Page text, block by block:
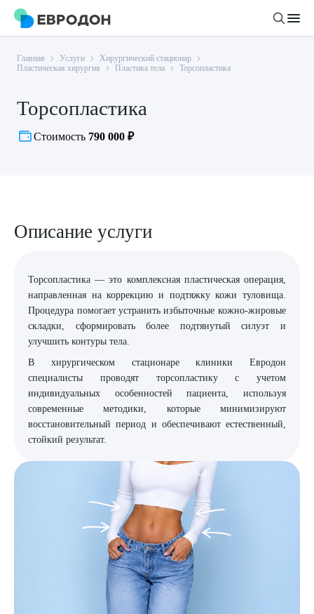
Личный кабинет
О компании
Новости
Врачам
Пользовательское соглашение
Врачи
Лабораторная диагностика
Подготовка к анализам
ДМС
Филиалы
8 (863) 309-05-06
ЗАКАЗАТЬ ЗВОНОК
ЗАПИСЬ ОНЛАЙН
Главная Услуги
Хирургический стационар
Пластическая хирургия
Пластика тела Торсопластика
Торсопластика
Стоимость 790 000 ₽
Описание услуги
Торсопластика — это комплексная пластическая операция,
направленная на коррекцию и подтяжку кожи туловища.
Процедура помогает устранить избыточные кожно-жировые
складки, сформировать более подтянутый силуэт и
улучшить контуры тела.
В хирургическом стационаре клиники Евродон
специалисты проводят торсопластику с учетом
индивидуальных особенностей пациента, используя
современные методики, которые минимизируют
восстановительный период и обеспечивают естественный,
стойкий результат.